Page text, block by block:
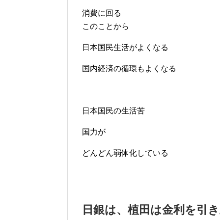
消費に回る
このことから
日本国民生活がよくなる
国内経済の循環もよくなる
日本国民の生活苦
国力が
どんどん弱体化している
日銀は、植田は金利を引